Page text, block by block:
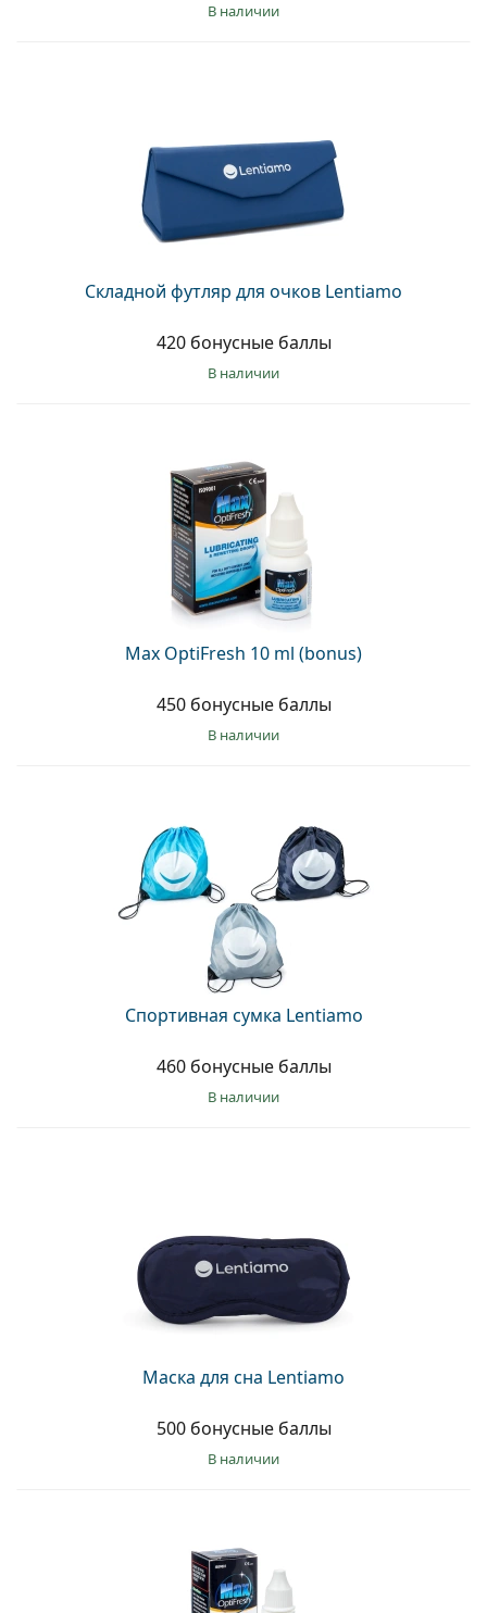
в наличии
Складной футляр для очков Lentiamo
420 бонусные баллы
в наличии
Max OptiFresh 10 ml (bonus)
450 бонусные баллы
в наличии
Спортивная сумка Lentiamo
460 бонусные баллы
в наличии
Маска для сна Lentiamo
500 бонусные баллы
в наличии